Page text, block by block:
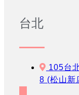
台北
105台
8 (松山新